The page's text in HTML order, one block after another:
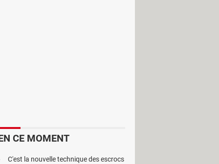
qui possèdent des droits
une image depuis la page de
être soumises à des droits
droits d'auteur, où se trouve un
est la source où la photo est
offrent rarement leur
CE MOMENT
C'est la nouvelle technique des escrocs